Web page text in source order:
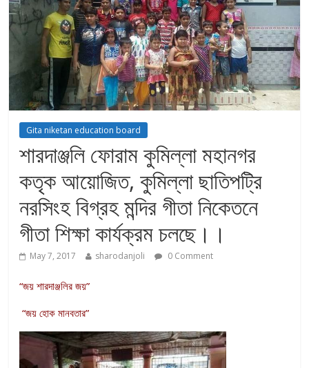
Gita niketan education board
শারদাঞ্জলি ফোরাম কুমিল্লা মহানগর
কতৃক আয়োজিত, কুমিল্লা ছাতিপট্রি
নরসিংহ বিগ্রহ মন্দির গীতা নিকেতনে
গীতা শিক্ষা কার্যক্রম চলছে।।
May 7, 2017 sharodanjoli 0 Comment
“জয় শারদাঞ্জলির জয়”
“জয় হোক মানবতার”